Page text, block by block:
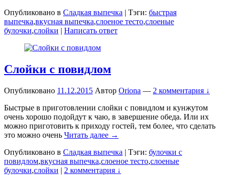
Опубликовано в Сладкая выпечка | Тэги: быстрая
выпечка,вкусная выпечка,слоеное тесто,слоеные
булочки,слойки | Написать ответ
Слойки с повидлом
Опубликовано 11.12.2015 Автор Oriona — 2 комментария ↓
Быстрые в приготовлении слойки с повидлом и кунжутом
очень хорошо подойдут к чаю, в завершение обеда. Или их
можно приготовить к приходу гостей, тем более, что сделать
это можно очень Читать далее →
Опубликовано в Сладкая выпечка | Тэги: булочки с
повидлом,вкусная выпечка,слоеное тесто,слоеные
булочки,слойки | 2 комментария ↓